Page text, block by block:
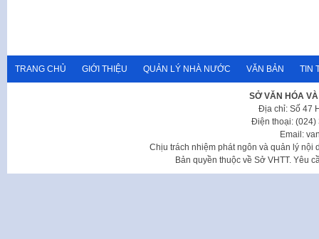
TRANG CHỦ GIỚI THIỆU QUẢN LÝ NHÀ NƯỚC VĂN BẢN TIN
SỞ VĂN HÓA
Địa chỉ: Số 47
Điện thoại: (024)
Email:
Chịu trách nhiệm phát ngôn và quản lý nội
Bản quyền thuộc về Sở VHTT. Yêu